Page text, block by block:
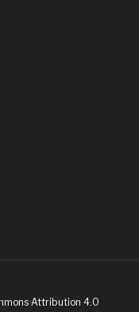
Attribution 4.0